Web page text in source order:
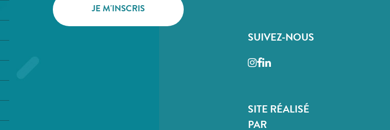
SUIVEZ-NOUS
Instagram
Facebook
LinkedIn
SITE RÉALISÉ
PAR